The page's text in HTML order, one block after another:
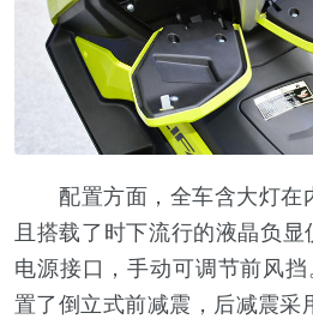
配置方面，全车含大灯在
且搭载了时下流行的液晶负
电源接口，手动可调节前风
置了倒立式前减震，后减震采